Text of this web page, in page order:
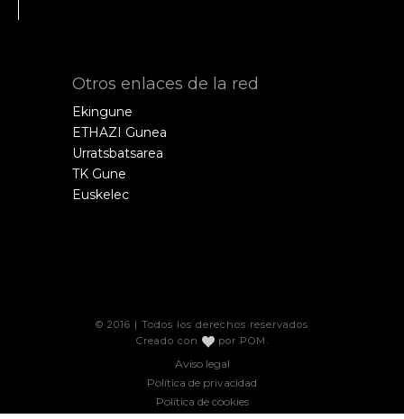
Otros enlaces de la red
Ekingune
ETHAZI Gunea
Urratsbatsarea
TK Gune
Euskelec
© 2016 | Todos los derechos reservados
Creado con
por POM .
Aviso legal
Política de privacidad
Política de cookies